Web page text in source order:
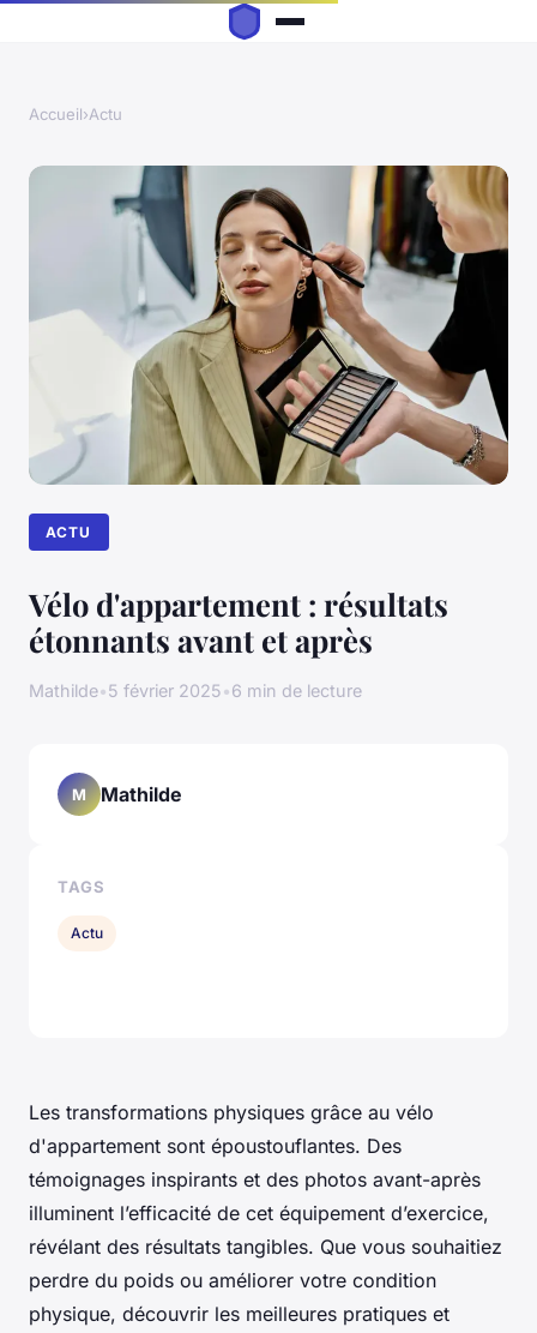
Accueil›Actu
ACTU
Vélo d'appartement : résultats
étonnants avant et après
Mathilde•5 février 2025•6 min de lecture
Les transformations physiques grâce au vélo
d'appartement sont époustouflantes. Des
témoignages inspirants et des photos avant-après
illuminent l’efficacité de cet équipement d’exercice,
révélant des résultats tangibles. Que vous souhaitiez
perdre du poids ou améliorer votre condition
physique, découvrir les meilleures pratiques et
M Mathilde
TAGS
Actu